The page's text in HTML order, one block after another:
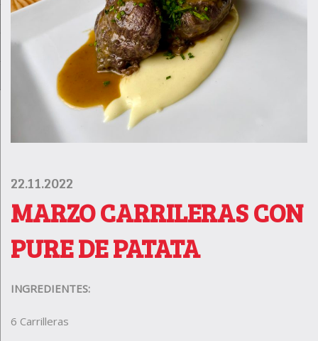
22.11.2022
MARZO CARRILERAS CON
PURE DE PATATA
INGREDIENTES:
6 Carrilleras